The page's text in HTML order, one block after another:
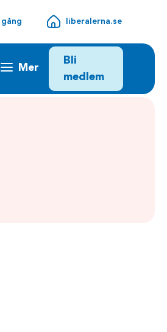
gång liberalerna.se
Mer
Bli
medlem